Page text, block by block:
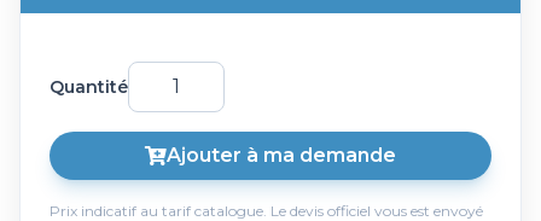
Quantité
Ajouter à ma demande
Prix indicatif au tarif catalogue. Le devis officiel vous est envoyé